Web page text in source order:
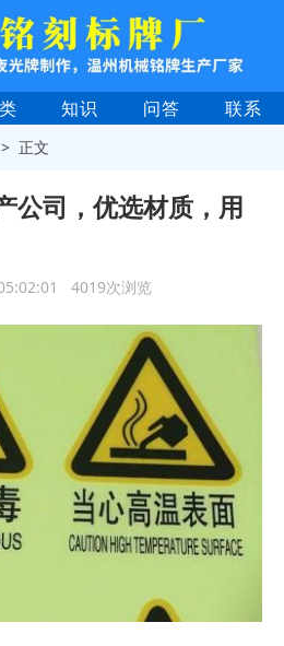
知识 问答 联系
> 正文
公司，优选材质，用
4019次浏览